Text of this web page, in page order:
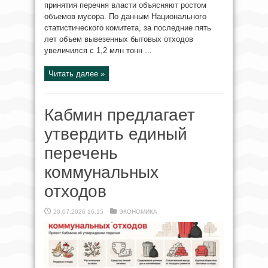
принятия перечня власти объясняют ростом
объемов мусора. По данным Национального
статистического комитета, за последние пять
лет объем вывезенных бытовых отходов
увеличился с 1,2 млн тонн ...
Читать далее »
Кабмин предлагает
утвердить единый
перечень
коммунальных
отходов
20.07.2026 16:15 ЭКОНОМИКА